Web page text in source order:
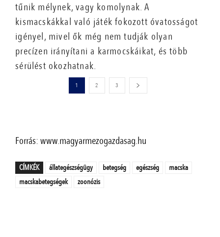
tűnik mélynek, vagy komolynak. A
kismacskákkal való játék fokozott óvatosságot
igényel, mivel ők még nem tudják olyan
precízen irányítani a karmocskáikat, és több
sérülést okozhatnak.
1 2 3
Forrás: www.magyarmezogazdasag.hu
CÍMKÉK állategészségügy betegség egészség
macska
macskabetegségek
zoonózis